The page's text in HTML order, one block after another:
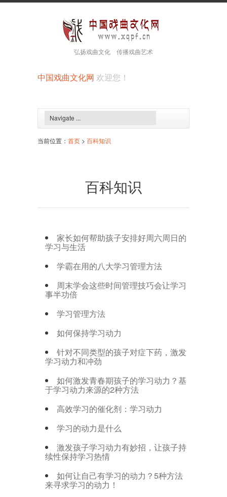
弘扬戏曲文化 传播戏曲艺术
中国戏曲文化网 欢迎您！
当前位置： 首页 > 百科知识
百科知识
家长如何帮助孩子安排好周六周日的
学习与生活
学霸在用的八大学习管理方法
周末学会这些时间管理技巧会让学习
事半功倍
学习管理方法
如何保持学习动力
针对不同类型的孩子对症下药，激发
学习动力和冲劲
如何激发青春期孩子的学习动力？基
于学习动力来源的2种方法
高效学习的催化剂：学习动力
学习的动力是什么
激发孩子学习动力有妙招，让孩子持
续性保持学习热情
如何让自己有学习的动力？5种方法
来寻求学习的动力！